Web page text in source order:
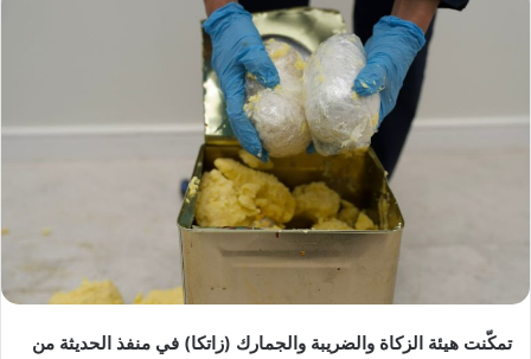
تمكّنت هيئة الزكاة والضريبة والجمارك (زاتكا) في منفذ الحديثة من